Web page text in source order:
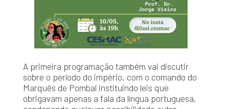
A primeira programação também vai discutir
sobre o período do império, com o comando do
Marquês de Pombal instituindo leis que
obrigavam apenas a fala da língua portuguesa,